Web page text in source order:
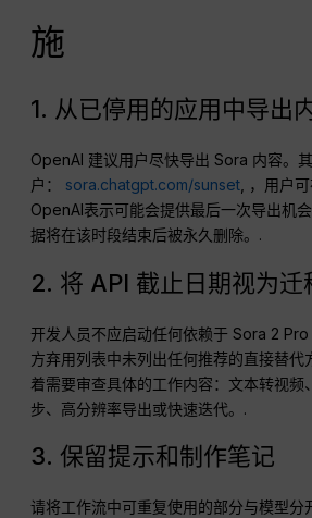
施
1. 从已停用的应用中导出
OpenAI 建议用户尽快导出 Sora 内容。
户： sora.chatgpt.com/sunset , ，用户
OpenAI表示可能会提供最后一次导出机
据将在该时段结束后被永久删除。.
2. 将 API 截止日期视为迁
开发人员不应启动任何依赖于 Sora 2
方弃用列表中未列出任何推荐的直接替代
着需要审查具体的工作内容：文本转视频
步、高分辨率导出或快速迭代。.
3. 保留提示和制作笔记
请将工作流中可重复使用的部分与模型分